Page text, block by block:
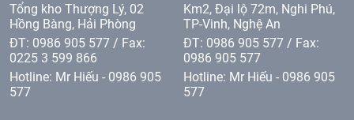
Tổng kho Thượng Lý, 02
Hồng Bàng, Hải Phòng
ĐT: 0986 905 577 / Fax:
0225 3 599 866
Hotline: Mr Hiếu - 0986 905
577
Km2, Đại lộ 72m, Nghi Phú,
TP-Vinh, Nghệ An
ĐT: 0986 905 577 / Fax:
0986 905 577
Hotline: Mr Hiếu - 0986 905
577